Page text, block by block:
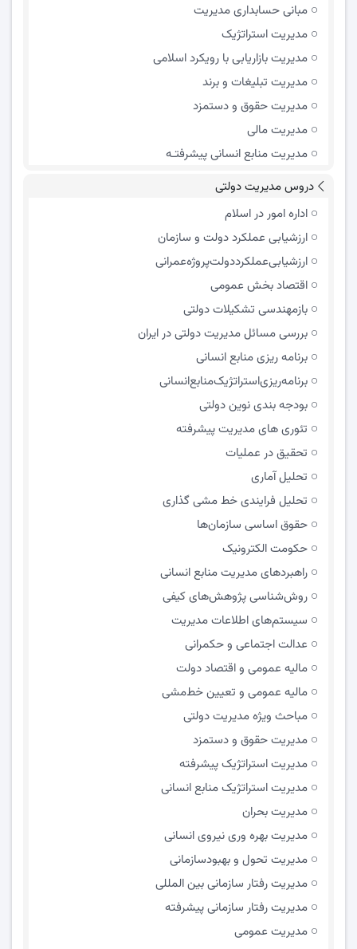
مبانی حسابداری مدیریت
مدیریت استراتژیک
مدیریت بازاریابی با رویکرد اسلامی
مدیریت تبلیغات و برند
مدیریت حقوق و دستمزد
مدیریت مالی
مدیریت منابع انسانی پیشرفتـه
دروس مدیریت دولتی
اداره امور در اسلام
ارزشیابی عملکرد دولت و سازمان
ارزشیابی‌عملکرد‌دولت‌پروژه‌عمرانی
اقتصاد بخش عمومی
بازمهندسی تشکیلات دولتی
بررسی مسائل مدیریت دولتی در ایران
برنامه ریزی منابع انسانی
برنامه‌ریزی‌استراتژیک‌منابع‌انسانی
بودجه بندی نوین دولتی
تئوری های مدیریت پیشرفته
تحقیق در عملیات
تحلیل آماری
تحلیل فرایندی خط مشی گذاری
حقوق اساسی سازمان‌ها
حکومت الکترونیک
راهبردهای مدیریت منابع انسانی
روش‌شناسی پژوهش‌های کیفی
سیستم‌های اطلاعات مدیریت
عدالت اجتماعی و حکمرانی
مالیه عمومی و اقتصاد دولت
مالیه عمومی و تعیین خط‌مشی
مباحث ویژه مدیریت دولتی
مديريت حقوق و دستمزد
مدیریت استراتژیک پیشرفته
مدیریت استراتژیک منابع انسانی
مدیریت بحران
مدیریت بهره وری نیروی انسانی
مدیریت تحول و بهبود‌سازمانی
مدیریت رفتار سازمانی بین المللی
مدیریت رفتار سازمانی پیشرفته
مدیریت عمومی